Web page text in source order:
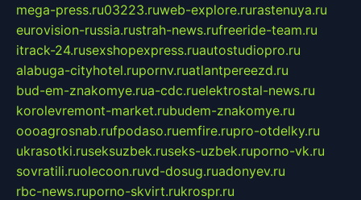
mega-press.ru03223.ruweb-explore.rurastenuya.ru
eurovision-russia.rustrah-news.rufreeride-team.ru
itrack-24.rusexshopexpress.ruautostudiopro.ru
alabuga-cityhotel.rupornv.ruatlantpereezd.ru
bud-em-znakomye.rua-cdc.ruelektrostal-news.ru
korolevremont-market.rubudem-znakomye.ru
oooagrosnab.rufpodaso.ruemfire.rupro-otdelky.ru
ukrasotki.ruseksuzbek.ruseks-uzbek.ruporno-vk.ru
sovratili.ruolecoon.ruvd-dosug.ruadonyev.ru
rbc-news.ruporno-skvirt.rukrospr.ru